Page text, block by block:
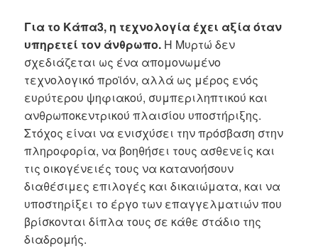
Για το Κάπα3, η τεχνολογία έχει αξία όταν
υπηρετεί τον άνθρωπο. Η Μυρτώ δεν
σχεδιάζεται ως ένα απομονωμένο
τεχνολογικό προϊόν, αλλά ως μέρος ενός
ευρύτερου ψηφιακού, συμπεριληπτικού και
ανθρωποκεντρικού πλαισίου υποστήριξης.
Στόχος είναι να ενισχύσει την πρόσβαση στην
πληροφορία, να βοηθήσει τους ασθενείς και
τις οικογένειές τους να κατανοήσουν
διαθέσιμες επιλογές και δικαιώματα, και να
υποστηρίξει το έργο των επαγγελματιών που
βρίσκονται δίπλα τους σε κάθε στάδιο της
διαδρομής.